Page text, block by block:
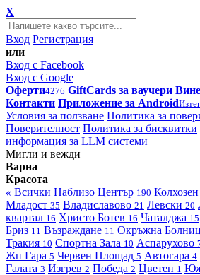
X
Вход Регистрация
или
Вход с Facebook
Вход с Google
Оферти4276 GiftCards за ваучери
Контакти Приложение за Android
Условия за ползване Политика за
Поверителност Политика за бисквитки
информация за LLM системи
Мигли и вежди
Варна
Красота
« Всички Наблизо Център 190
Младост 35 Владиславово 21 Левски 20
квартал 16 Христо Ботев 16 Чаталджа 15
Бриз 11 Възраждане 11 Окръжна
Тракия 10 Спортна Зала 10 Аспарухово
Жп Гара 5 Червен Площад 5 Автогара 4
Галата 3 Изгрев 2 Победа 2 Цветен 1